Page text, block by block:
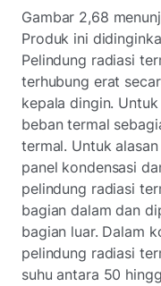
Gambar 2,68
Produk ini
Pelindung radiasi
terhubung erat
kepala dingin. Untuk
beban termal
termal. Untuk
panel kondensasi
pelindung radiasi
bagian dalam dan
bagian luar. Dalam
pelindung radiasi
suhu antara 50